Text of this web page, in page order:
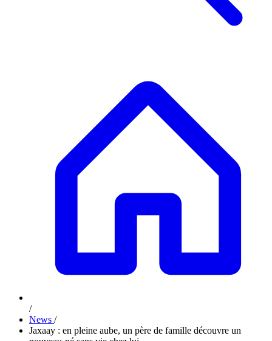
/
News /
Jaxaay : en pleine aube, un père de famille découvre un